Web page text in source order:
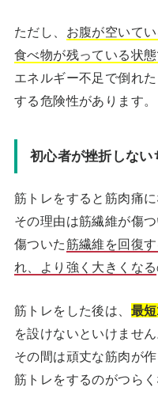
ただし、 お腹が空いて
食べ物が残っている状
エネルギー不足で倒れ
する危険性があります。
初心者が挫折しな
筋トレをすると筋肉痛に
その理由は筋繊維が傷つ
傷ついた筋繊維を回復
れ、より強く大きくなる
筋トレをした後は、 最
を設けないといけません
その間は頑丈な筋肉が
筋トレをするのがつらく